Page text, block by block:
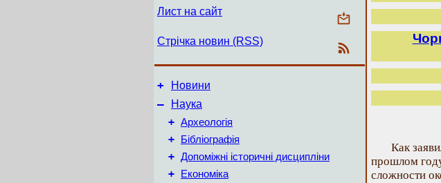
Лист на сайт
Стрічка новин (RSS)
+ Новини
–
Наука
+ Археологія
+ Бібліографія
+ Допоміжні історичні дисципліни
+ Економіка
Как
прошлом
сложности